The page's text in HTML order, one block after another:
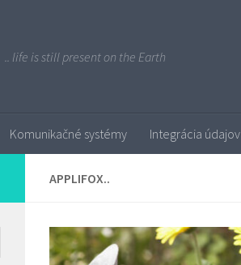
.. life is still present on the Earth
Komunikačné systémy Integrácia údajov
APPLIFOX..